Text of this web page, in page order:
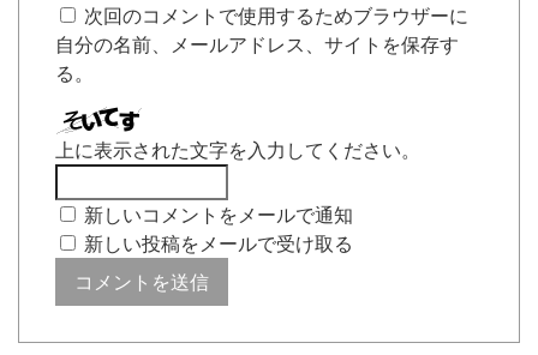
次回のコメントで使用するためブラウザーに
自分の名前、メールアドレス、サイトを保存す
る。
上に表示された文字を入力してください。
新しいコメントをメールで通知
新しい投稿をメールで受け取る